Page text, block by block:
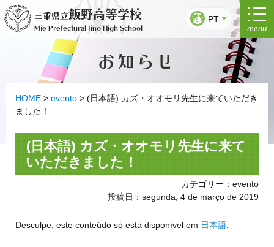
Saltar
para
三重県立飯野高等学校
Mie Prefectural Iino High School
PT
menu
お知らせ
HOME > evento > (日本語) カズ・オオモリ先生に来ていただき
ました！
(日本語) カズ・オオモリ先生に来て
いただきました！
カテゴリー：evento
投稿日：segunda, 4 de março de 2019
Desculpe, este conteúdo só está disponível em 日本語